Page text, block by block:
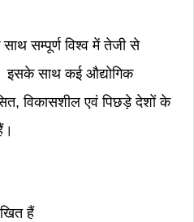
सम्पूर्ण विश्व में तेजी से
इसके साथ कई औद्योगिक
विकासशील एवं पिछड़े देशों के
हैं